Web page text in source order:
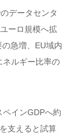
データセンタ
ーロ規模へ拡
急増、EU域内
ネルギー比率の
インGDPへ約
支えると試算